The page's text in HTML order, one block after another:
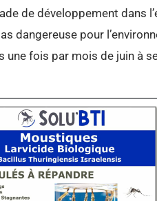
de développement dans
dangereuse pour
une fois par mois de juin à